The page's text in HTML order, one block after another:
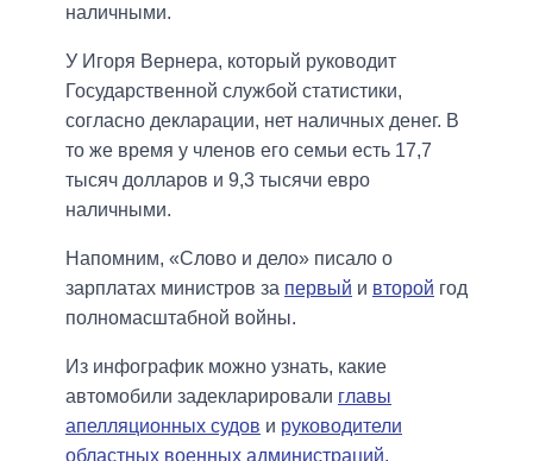
наличными.
У Игоря Вернера, который руководит
Государственной службой статистики,
согласно декларации, нет наличных денег. В
то же время у членов его семьи есть 17,7
тысяч долларов и 9,3 тысячи евро
наличными.
Напомним, «Слово и дело» писало о
зарплатах министров за первый и второй год
полномасштабной войны.
Из инфографик можно узнать, какие
автомобили задекларировали главы
апелляционных судов и руководители
областных военных администраций.